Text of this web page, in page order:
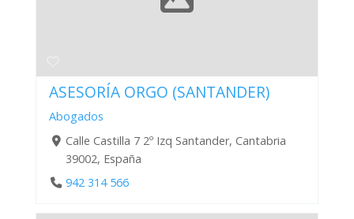
ASESORÍA ORGO (SANTANDER)
Abogados
Calle Castilla 7 2º Izq Santander, Cantabria
39002, España
942 314 566